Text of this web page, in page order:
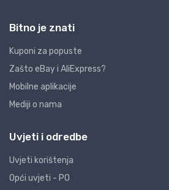
Bitno je znati
Kuponi za popuste
Zašto eBay i AliExpress?
Mobilne aplikacije
Mediji o nama
Uvjeti i odredbe
Uvjeti korištenja
Opći uvjeti - PO